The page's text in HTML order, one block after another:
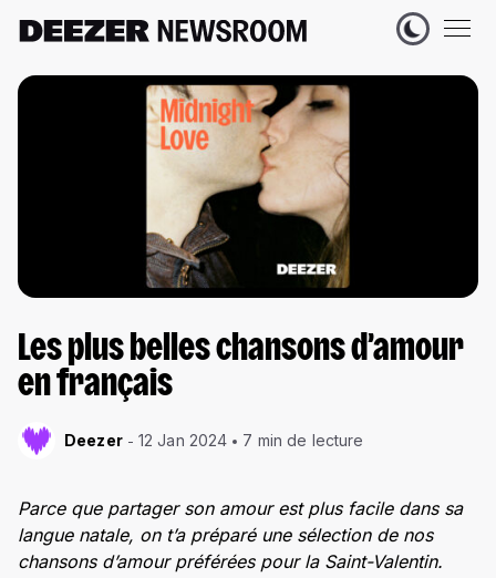
Les plus belles chansons d’amour
en français
Deezer 12 Jan 2024 7 min de lecture
Parce que partager son amour est plus facile dans sa
langue natale, on t’a préparé une sélection de nos
chansons d’amour préférées pour la Saint-Valentin.